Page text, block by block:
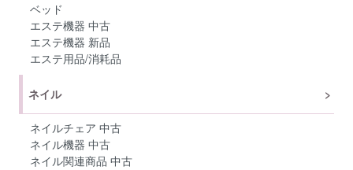
ベッド
エステ機器 中古
エステ機器 新品
エステ用品/消耗品
ネイル
ネイルチェア 中古
ネイル機器 中古
ネイル関連商品 中古